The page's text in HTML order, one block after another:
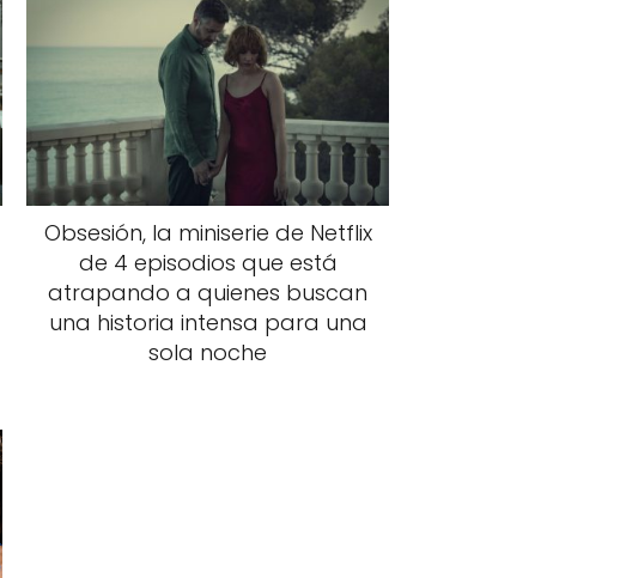
Obsesión, la miniserie de Netflix
de 4 episodios que está
atrapando a quienes buscan
una historia intensa para una
sola noche